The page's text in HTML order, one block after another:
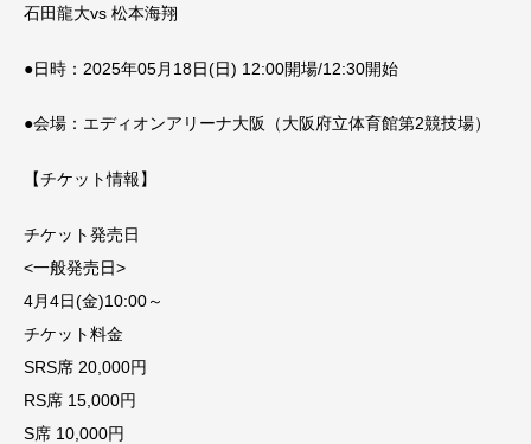
石田龍大vs 松本海翔
●日時：2025年05月18日(日) 12:00開場/12:30開始
●会場：エディオンアリーナ大阪（大阪府立体育館第2競技場）
【チケット情報】
チケット発売日
<一般発売日>
4月4日(金)10:00～
チケット料金
SRS席 20,000円
RS席 15,000円
S席 10,000円